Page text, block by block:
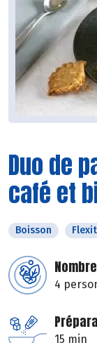
Duo de
café et
Boisson
4
15 min